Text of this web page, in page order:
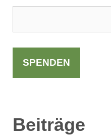
u
c
e
SPENDEN
Beiträge